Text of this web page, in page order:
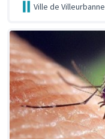
Ville de Villeurbanne